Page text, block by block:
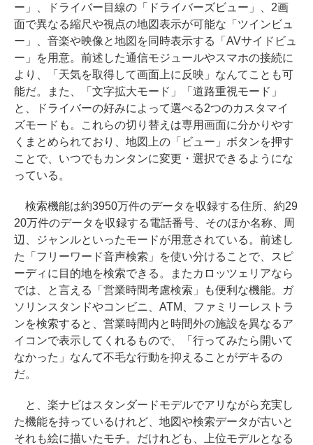
ー」、ドライバー目線の「ドライバーズビュー」、2画
面で異なる縮尺や視点の地図表示が可能な「ツインビュ
ー」、音楽や映像と地図を同時表示する「AVサイドビュ
ー」を用意。前述した通信モジュールやスマホの接続に
より、「天気を取得して画面上に反映」なんてことも可
能だ。また、「文字拡大モード」「道路重視モード」
と、ドライバーの好みによって選べる2つのカスタマイ
ズモードも。これらの切り替えは専用画面に分かりやす
くまとめられており、地図上の「ビュー」ボタンを押す
ことで、いつでもカンタンに変更・選択できるようにな
っている。
検索機能は約3950万件のデータを収録する住所、約29
20万件のデータを収録する電話番号、そのほか名称、周
辺、ジャンルといったモードが用意されている。前述し
た「フリーワード音声検索」を使い分けることで、スピ
ーディに目的地を検索できる。またカロッツェリアなら
では、と言える「営業時間考慮検索」も便利な機能。ガ
ソリンスタンドやコンビニ、ATM、ファミリーレストラ
ンを検索すると、営業時間内と時間外の施設を異なるア
イコンで表示してくれるもので、「行ってみたら開いて
なかった」なんて不毛な行動を抑えることがデキるの
だ。
と、楽ナビはスタンダードモデルでアリながら充実し
た機能を持っているけれど、地図や検索データが古いと
それも絵に描いたモチ。だけれども、上位モデルとなる